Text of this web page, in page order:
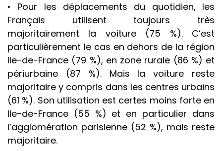
• Pour les déplacements du quotidien, les
Français utilisent toujours très
majoritairement la voiture (75 %). C’est
particulièrement le cas en dehors de la région
Ile-de-France (79 %), en zone rurale (86 %) et
périurbaine (87 %). Mais la voiture reste
majoritaire y compris dans les centres urbains
(61 %). Son utilisation est certes moins forte en
Ile-de-France (55 %) et en particulier dans
l’agglomération parisienne (52 %), mais reste
majoritaire.